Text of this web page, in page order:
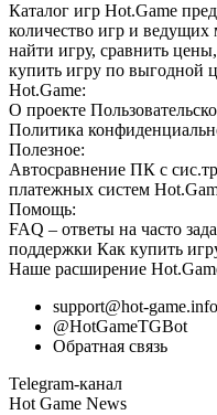
Каталог игр Hot.Game
количество игр и
найти игру, сравнить
купить игру по выгодной
Hot.Game:
О проекте
Политика
Полезное:
Автосравнение ПК с
платежных систем
Помощь:
FAQ – ответы на часто
поддержки Как купить
Наше расширение
support@hot-game.info
@HotGameTGBot
Обратная связь
Telegram-канал
Hot Game News